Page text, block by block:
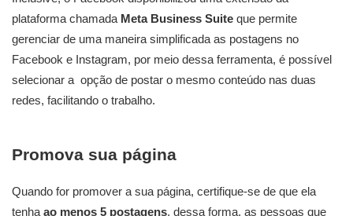
plataforma chamada Meta Business Suite que permite
gerenciar de uma maneira simplificada as postagens no
Facebook e Instagram, por meio dessa ferramenta, é possível
selecionar a opção de postar o mesmo conteúdo nas duas
redes, facilitando o trabalho.
Promova sua página
Quando for promover a sua página, certifique-se de que ela
tenha ao menos 5 postagens, dessa forma, as pessoas que